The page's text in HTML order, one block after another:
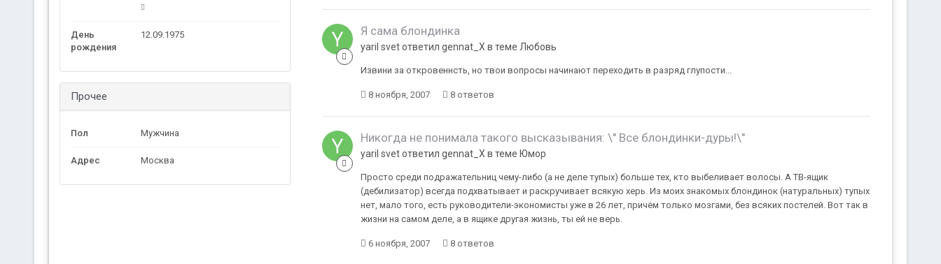
День
рождения
12.09.1975
Прочее
Пол Мужчина
Адрес Москва
Я сама блондинка
yaril svet ответил gennat_X в теме Любовь
Извини за откровеннсть, но твои вопросы начинают переходить в разряд глупости...
8 ноября, 2007 8 ответов
Никогда не понимала такого высказывания: \" Все блондинки-дуры!\"
yaril svet ответил gennat_X в теме Юмор
Просто среди подражательниц чему-либо (а не деле тупых) больше тех, кто выбеливает волосы. А ТВ-ящик
(дебилизатор) всегда подхватывает и раскручивает всякую херь. Из моих знакомых блондинок (натуральных) тупых
нет, мало того, есть руководители-экономисты уже в 26 лет, причём только мозгами, без всяких постелей. Вот так в
жизни на самом деле, а в ящике другая жизнь, ты ей не верь.
6 ноября, 2007 8 ответов